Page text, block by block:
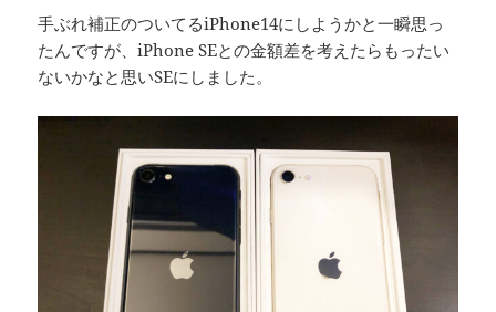
手ぶれ補正のついてるiPhone14にしようかと一瞬思っ
たんですが、iPhone SEとの金額差を考えたらもったい
ないかなと思いSEにしました。